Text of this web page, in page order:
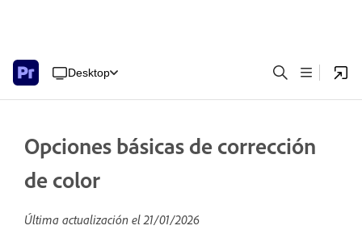
Desktop
Opciones básicas de corrección
de color
Última actualización el21/01/2026